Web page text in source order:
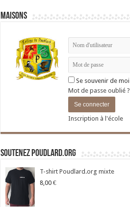
Maisons
Se souvenir de moi
Mot de passe oublié ?
Inscription à l'école
Soutenez Poudlard.org
T-shirt Poudlard.org mixte
8,00 €